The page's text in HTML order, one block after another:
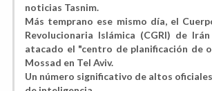
noticias Tasnim.
Más temprano ese mismo día, el
Revolucionaria Islámica (CGRI) de
atacado el "centro de planificación de
Mossad en Tel Aviv.
Un número significativo de altos